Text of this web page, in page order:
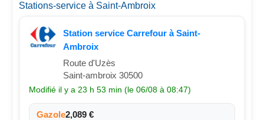
Stations-service à Saint-Ambroix
Station service Carrefour à Saint-
Ambroix
Route d'Uzès
Saint-ambroix 30500
Modifié il y a 23 h 53 min (le 06/08 à 08:47)
Gazole2,089 €